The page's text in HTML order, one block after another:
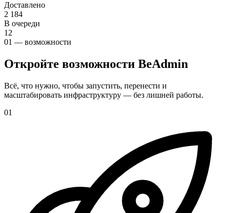
Доставлено
2 184
В очереди
12
01 — возможности
Откройте возможности BeAdmin
Всё, что нужно, чтобы запустить, перенести и
масштабировать инфраструктуру — без лишней работы.
01